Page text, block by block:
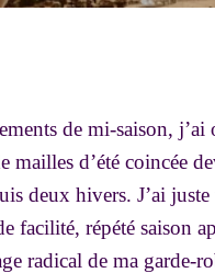
de mi-saison,
d’été coincée
deux hivers. J’ai
facilité, répété saison
radical de ma garde-